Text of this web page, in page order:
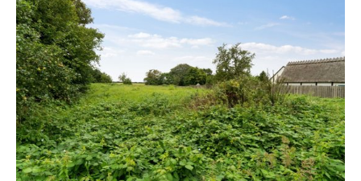
Holtug
Linievej
18A,
4660
Store
Heddinge